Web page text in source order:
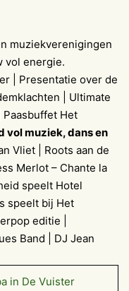
| Presentatie over de
| Ultimate
Het
vol muziek, dans en
Vliet | Roots aan de
Merlot – Chante la
speelt Hotel
speelt bij Het
editie |
Band | DJ Jean
in De Vuister